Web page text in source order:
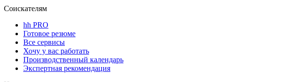
Соискателям
hh PRO
Готовое резюме
Все сервисы
Хочу у вас работать
Производственный календарь
Экспертная рекомендация